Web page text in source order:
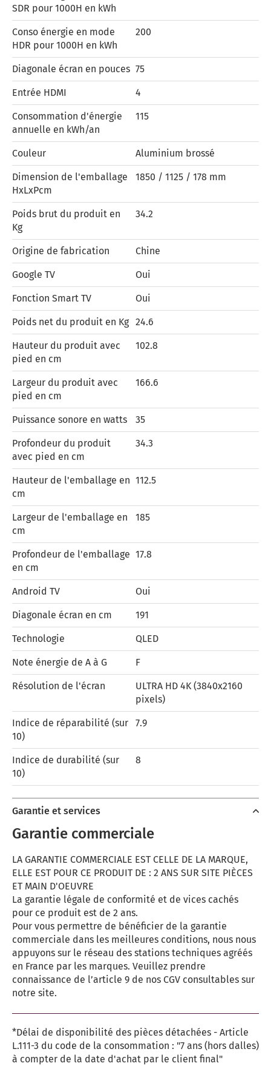
SDR pour 1000H en kWh
Conso énergie en mode
HDR pour 1000H en kWh
200
Diagonale écran en pouces 75
Entrée HDMI 4
Consommation d'énergie
annuelle en kWh/an
115
Couleur Aluminium brossé
Dimension de l'emballage
HxLxPcm
1850 / 1125 / 178 mm
Poids brut du produit en
Kg
34.2
Origine de fabrication Chine
Google TV Oui
Fonction Smart TV Oui
Poids net du produit en Kg 24.6
Hauteur du produit avec
pied en cm
102.8
Largeur du produit avec
pied en cm
166.6
Puissance sonore en watts 35
Profondeur du produit
avec pied en cm
34.3
Hauteur de l'emballage en
cm
112.5
Largeur de l'emballage en
cm
185
Profondeur de l'emballage
en cm
17.8
Android TV Oui
Diagonale écran en cm 191
Technologie QLED
Note énergie de A à G F
Résolution de l'écran
ULTRA HD 4K (3840x2160
pixels)
Indice de réparabilité (sur
10)
7.9
Indice de durabilité (sur
10)
8
Garantie et services
Garantie commerciale
LA GARANTIE COMMERCIALE EST CELLE DE LA MARQUE,
ELLE EST POUR CE PRODUIT DE : 2 ANS SUR SITE PIÈCES
ET MAIN D'OEUVRE
La garantie légale de conformité et de vices cachés
pour ce produit est de 2 ans.
Pour vous permettre de bénéficier de la garantie
commerciale dans les meilleures conditions, nous nous
appuyons sur le réseau des stations techniques agréés
en France par les marques. Veuillez prendre
connaissance de l’article 9 de nos CGV consultables sur
notre site.
*Délai de disponibilité des pièces détachées - Article
L.111-3 du code de la consommation : "7 ans (hors dalles)
à compter de la date d'achat par le client final"